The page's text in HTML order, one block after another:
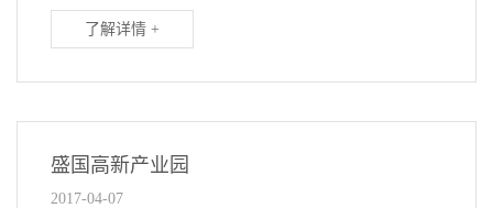
了解详情 +
盛国高新产业园
2017-04-07